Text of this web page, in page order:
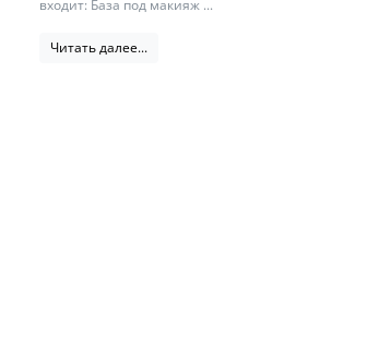
входит: База под макияж ...
Читать далее...